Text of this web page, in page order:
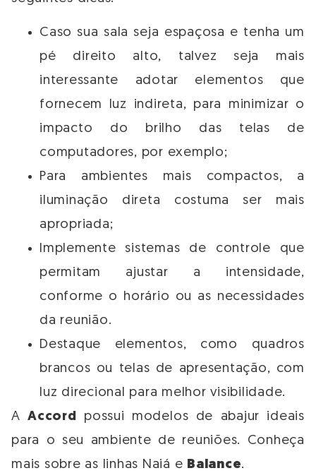
Caso sua sala seja espaçosa e tenha um
pé direito alto, talvez seja mais
interessante adotar elementos que
fornecem luz indireta, para minimizar o
impacto do brilho das telas de
computadores, por exemplo;
Para ambientes mais compactos, a
iluminação direta costuma ser mais
apropriada;
Implemente sistemas de controle que
permitam ajustar a intensidade,
conforme o horário ou as necessidades
da reunião.
Destaque elementos, como quadros
brancos ou telas de apresentação, com
luz direcional para melhor visibilidade.
AAccord possui modelos de abajur ideais
para o seu ambiente de reuniões. Conheça
mais sobre as linhas Naiá e Balance.